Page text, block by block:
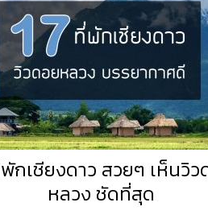
กเชียงดาว สวยๆ เห็นวิว
หลวง ชัดที่สุด